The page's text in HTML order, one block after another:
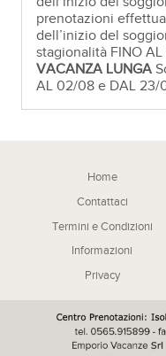
prenotazioni
dell’inizio del
stagionalità FINO
VACANZA LUNGA
AL 02/08 e DAL 23/
Home
Contattaci
Termini e Condizioni
Informazioni
Privacy